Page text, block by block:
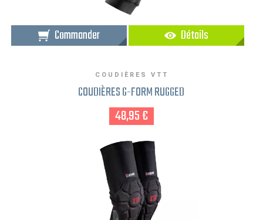
Commander Détails
COUDIÈRES VTT
COUDIÈRES G-FORM RUGGED
48,95 €